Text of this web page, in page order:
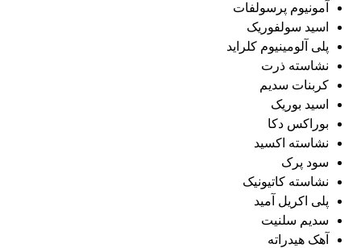
آمونیوم پرسولفات
اسید سولفوریک
پلی آلومینیوم کلراید
نشاسته ذرت
کربنات سدیم
اسید بوریک
بوراکس دکا
نشاسته اکسید
سود پرک
نشاسته کاتیونیک
پلی اکریل آمید
سدیم سلنیت
آهک هیدراته